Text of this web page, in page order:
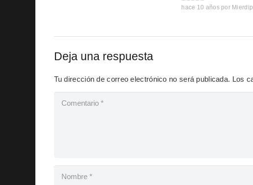
hace 10 años por
Deja una respuesta
Tu dirección de correo electrónico no será publicada. Los